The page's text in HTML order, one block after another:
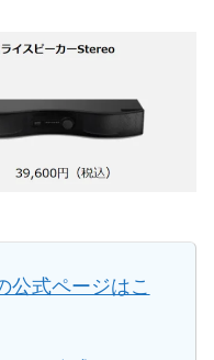
公式ページはこ